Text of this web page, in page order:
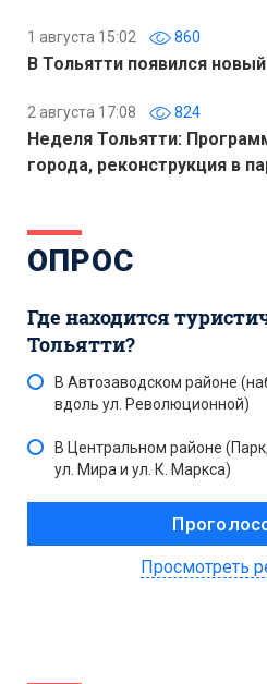
1 августа 15:02 860
В Тольятти появился
2 августа 17:08 824
Неделя Тольятти:
города, реконструкция в
ОПРОС
Где находится
Тольятти?
В Автозаводском районе
вдоль ул. Революционной)
В Центральном районе
ул. Мира и ул. К. Маркса)
Просмотреть